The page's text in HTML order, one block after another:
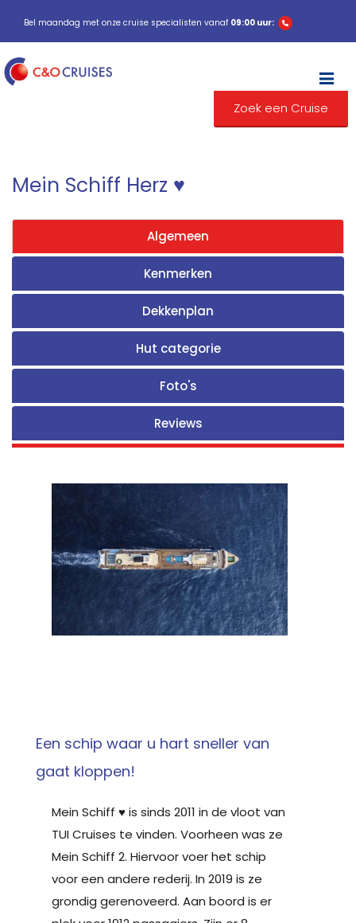
Bel maandag met onze cruise specialisten vanaf 09:00 uur:
Zoek een Cruise
Mein Schiff Herz ♥
Algemeen
Kenmerken
Dekkenplan
Hut categorie
Foto's
Reviews
Een schip waar u hart sneller van
gaat kloppen!
Mein Schiff ♥ is sinds 2011 in de vloot van
TUI Cruises te vinden. Voorheen was ze
Mein Schiff 2. Hiervoor voer het schip
voor een andere rederij. In 2019 is ze
grondig gerenoveerd. Aan boord is er